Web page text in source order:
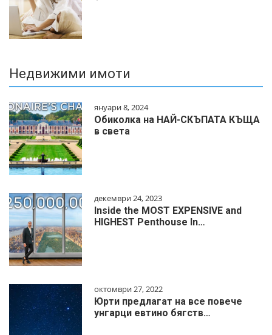
Недвижими имоти
януари 8, 2024
Обиколка на НАЙ-СКЪПАТА КЪЩА
в света
декември 24, 2023
Inside the MOST EXPENSIVE and
HIGHEST Penthouse In…
октомври 27, 2022
Юрти предлагат на все повече
унгарци евтино бягств…